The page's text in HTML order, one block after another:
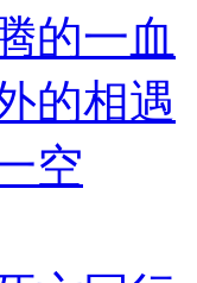
的一血
的相遇
空